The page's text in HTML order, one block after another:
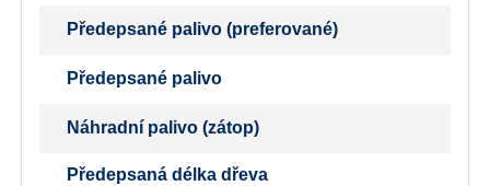
Předepsané palivo (preferované)
Předepsané palivo
Náhradní palivo (zátop)
Předepsaná délka dřeva